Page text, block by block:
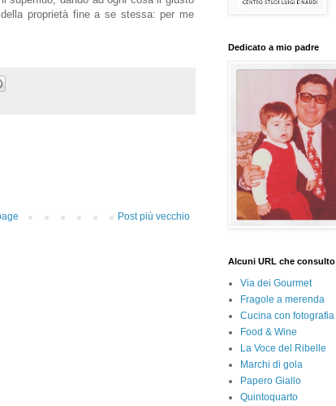
proprietà fine a se stessa: per me
Post più vecchio
Dedicato a mio padre
Alcuni URL che consulto
Via dei Gourmet
Fragole a merenda
Cucina con fotografia
Food & Wine
La Voce del Ribelle
Marchi di gola
Papero Giallo
Quintoquarto